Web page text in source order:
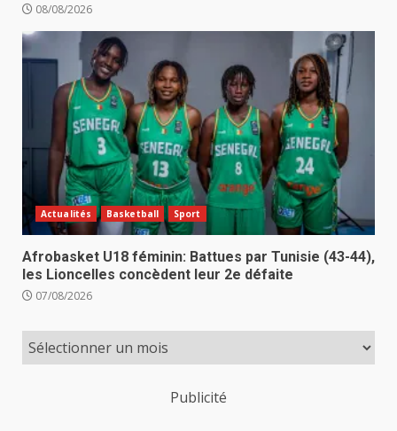
08/08/2026
Actualités Basketball Sport
Afrobasket U18 féminin: Battues par Tunisie (43-44),
les Lioncelles concèdent leur 2e défaite
07/08/2026
Publicité